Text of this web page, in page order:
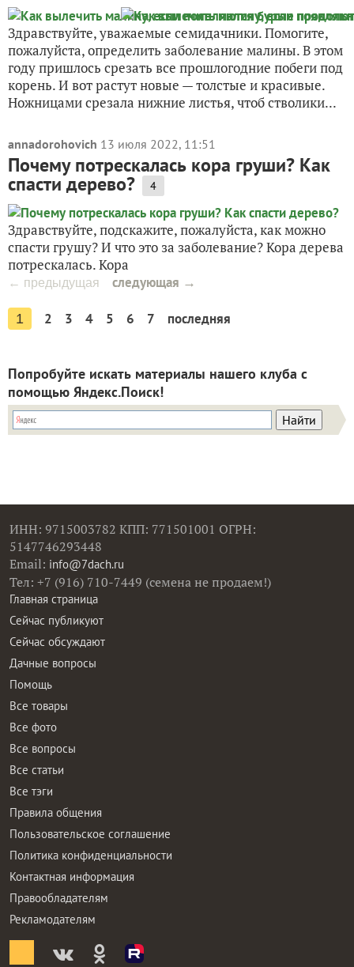
Здравствуйте, уважаемые семидачники. Помогите,
пожалуйста, определить заболевание малины. В этом
году пришлось срезать все прошлогодние побеги под
корень. И вот растут новые — толстые и красивые.
Ножницами срезала нижние листья, чтоб стволики...
annadorohovich 13 июля 2022, 11:51
Почему потрескалась кора груши? Как
спасти дерево? 4
Здравствуйте, подскажите, пожалуйста, как можно
спасти грушу? И что это за заболевание? Кора дерева
потрескалась. Кора
← предыдущая следующая →
1 2 3 4 5 6 7 последняя
Попробуйте искать материалы нашего клуба с
помощью Яндекс.Поиск!
ИНН: 9715003782 КПП: 771501001 ОГРН:
5147746293448
Email: info@7dach.ru
Тел: +7 (916) 710-7449 (семена не продаем!)
Главная страница
Сейчас публикуют
Сейчас обсуждают
Дачные вопросы
Помощь
Все товары
Все фото
Все вопросы
Все статьи
Все тэги
Правила общения
Пользовательское соглашение
Политика конфиденциальности
Контактная информация
Правообладателям
Рекламодателям